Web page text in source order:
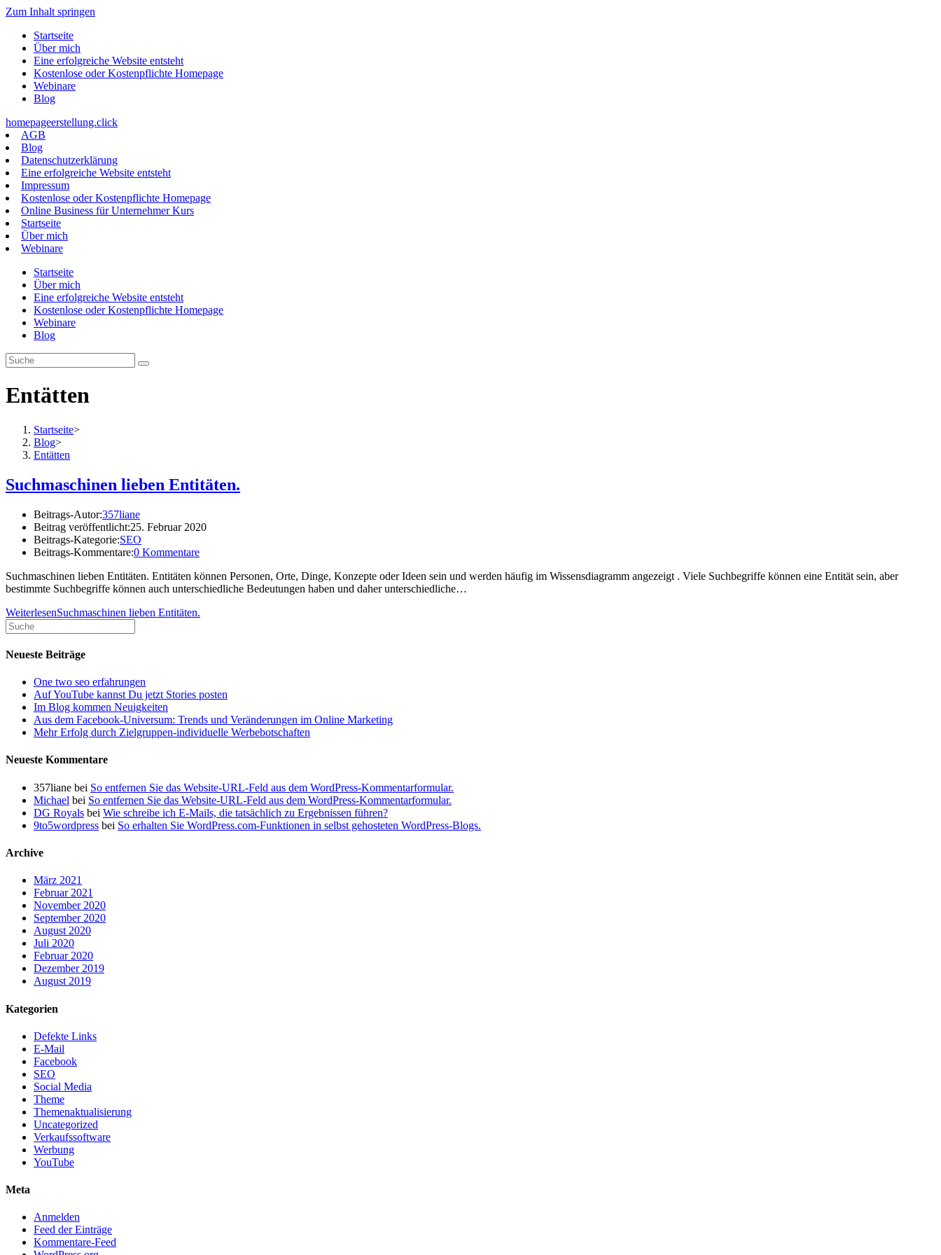
Zum Inhalt springen
Startseite
Über mich
Eine erfolgreiche Website entsteht
Kostenlose oder Kostenpflichte Homepage
Webinare
Blog
homepageerstellung.click
AGB
Blog
Datenschutzerklärung
Eine erfolgreiche Website entsteht
Impressum
Kostenlose oder Kostenpflichte Homepage
Online Business für Unternehmer Kurs
Startseite
Über mich
Webinare
Startseite
Über mich
Eine erfolgreiche Website entsteht
Kostenlose oder Kostenpflichte Homepage
Webinare
Blog
Entätten
Startseite>
Blog>
Entätten
Suchmaschinen lieben Entitäten.
Beitrags-Autor:357liane
Beitrag veröffentlicht:25. Februar 2020
Beitrags-Kategorie:SEO
Beitrags-Kommentare:0 Kommentare
Suchmaschinen lieben Entitäten. Entitäten können Personen, Orte, Dinge, Konzepte oder Ideen sein und werden häufig im Wissensdiagramm angezeigt . Viele Suchbegriffe können eine Entität sein, aber
bestimmte Suchbegriffe können auch unterschiedliche Bedeutungen haben und daher unterschiedliche…
WeiterlesenSuchmaschinen lieben Entitäten.
Neueste Beiträge
One two seo erfahrungen
Auf YouTube kannst Du jetzt Stories posten
Im Blog kommen Neuigkeiten
Aus dem Facebook-Universum: Trends und Veränderungen im Online Marketing
Mehr Erfolg durch Zielgruppen-individuelle Werbebotschaften
Neueste Kommentare
357liane bei So entfernen Sie das Website-URL-Feld aus dem WordPress-Kommentarformular.
Michael bei So entfernen Sie das Website-URL-Feld aus dem WordPress-Kommentarformular.
DG Royals bei Wie schreibe ich E-Mails, die tatsächlich zu Ergebnissen führen?
9to5wordpress bei So erhalten Sie WordPress.com-Funktionen in selbst gehosteten WordPress-Blogs.
Archive
März 2021
Februar 2021
November 2020
September 2020
August 2020
Juli 2020
Februar 2020
Dezember 2019
August 2019
Kategorien
Defekte Links
E-Mail
Facebook
SEO
Social Media
Theme
Themenaktualisierung
Uncategorized
Verkaufssoftware
Werbung
YouTube
Meta
Anmelden
Feed der Einträge
Kommentare-Feed